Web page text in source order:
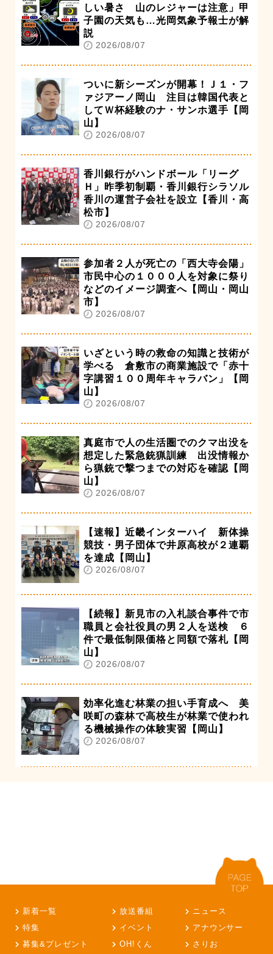
しい暑さ 山のレジャーは注意」甲
子園の天気も…光岡気象予報士が解
説
2026/08/07
ついに新シーズンが開幕！Ｊ１・フ
ァジアーノ岡山 注目は韓国代表と
してＷ杯経験のナ・サンホ選手【岡
山】
2026/08/07
香川銀行がハンドボール「リーグ
Ｈ」昨季初制覇・香川銀行シラソル
香川の運営子会社を設立【香川・高
松市】
2026/08/07
参加者２人が死亡の「西大寺会陽」
市民中心の１０００人を対象に祭り
などのイメージ調査へ【岡山・岡山
市】
2026/08/07
いざという時の救命の知識と技術が
学べる 倉敷市の商業施設で「赤十
字講習１００周年キャラバン」【岡
山】
2026/08/07
真庭市で人の生活圏でのクマ出没を
想定した緊急銃猟訓練 出没情報か
ら猟銃で撃つまでの対応を確認【岡
山】
2026/08/07
【速報】近畿インターハイ 新体操
競技・男子団体で井原高校が２連覇
を達成【岡山】
2026/08/07
【続報】新見市の入札談合事件で市
職員と会社役員の男２人を送検 ６
件で最低制限価格と同額で落札【岡
山】
2026/08/07
効率化進む林業の担い手育成へ 美
咲町の森林で高校生が林業で使われ
る機械操作の体験実習【岡山】
2026/08/07
新着一覧 放送番組
ニュース
特集
イベント
アナウンサー
募集&プレゼント
OH!くん さりお